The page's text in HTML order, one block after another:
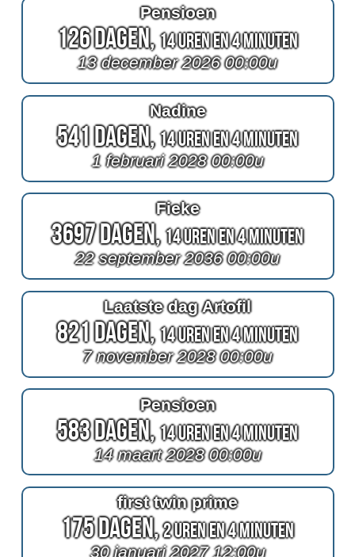
Pensioen
126 Dagen,14 Uren en 4 Minuten
13 december 2026 00:00u
Nadine
541 Dagen,14 Uren en 4 Minuten
1 februari 2028 00:00u
Fieke
3697 Dagen,14 Uren en 4 Minuten
22 september 2036 00:00u
Laatste dag Artofil
821 Dagen,14 Uren en 4 Minuten
7 november 2028 00:00u
Pensioen
583 Dagen,14 Uren en 4 Minuten
14 maart 2028 00:00u
first twin prime
175 Dagen,2 Uren en 4 Minuten
30 januari 2027 12:00u